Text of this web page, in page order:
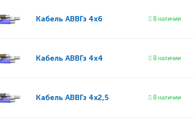
Кабель АВВГз 4x6 В наличии
Кабель АВВГз 4x4 В наличии
Кабель АВВГз 4x2,5 В наличии